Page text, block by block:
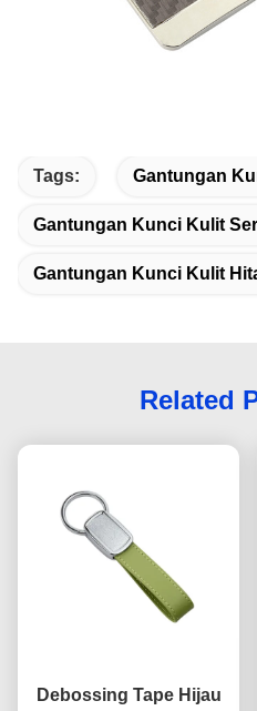
Tags: Gantungan
Gantungan Kunci Kulit
Gantungan Kunci Kulit
Related
Debossing Tape Hijau